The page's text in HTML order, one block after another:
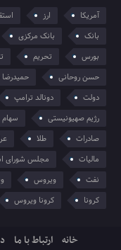
آمریکا ارز
بانک
بانک مرکزی
بورس
تحریم
حسن روحانی
حمیدرضا
دولت
دونالد ترامپ
رژیم صهیونیستی
سهام
صادرات
طلا
مالیات
مجلس شورای
نفت
ویروس
کرونا
کرونا ویروس
خانه ارتباط با ما